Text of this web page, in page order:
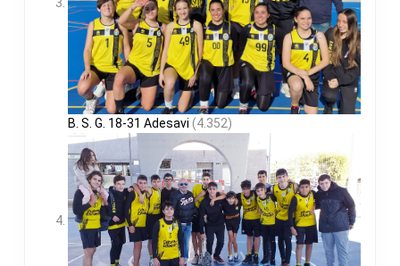
B. S. G. 18-31 Adesavi (4.352)